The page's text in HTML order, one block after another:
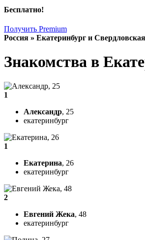
Бесплатно!
Получить Premium
Россия » Екатеринбург и
Знакомства в
1
Александр, 25
екатеринбург
1
Екатерина, 26
екатеринбург
2
Евгений Жека, 48
екатеринбург